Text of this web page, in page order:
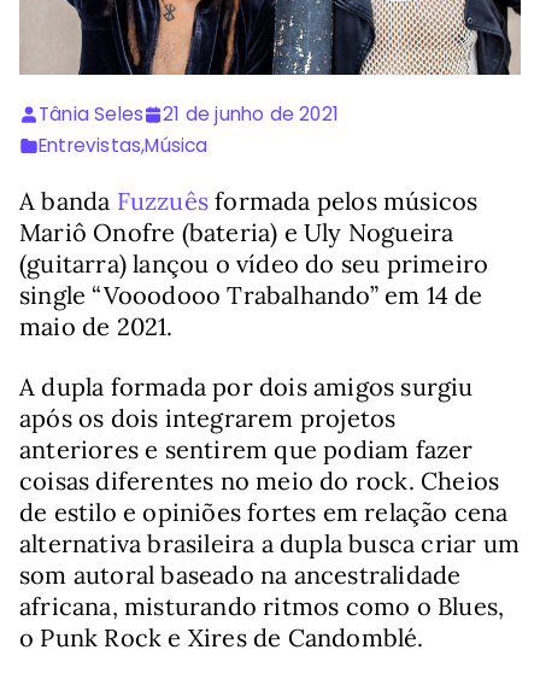
Tânia Seles
21 de junho de 2021
Entrevistas,Música
A banda Fuzzuês formada pelos músicos
Mariô Onofre (bateria) e Uly Nogueira
(guitarra) lançou o vídeo do seu primeiro
single “Vooodooo Trabalhando” em 14 de
maio de 2021.
A dupla formada por dois amigos surgiu
após os dois integrarem projetos
anteriores e sentirem que podiam fazer
coisas diferentes no meio do rock. Cheios
de estilo e opiniões fortes em relação cena
alternativa brasileira a dupla busca criar um
som autoral baseado na ancestralidade
africana, misturando ritmos como o Blues,
o Punk Rock e Xires de Candomblé.